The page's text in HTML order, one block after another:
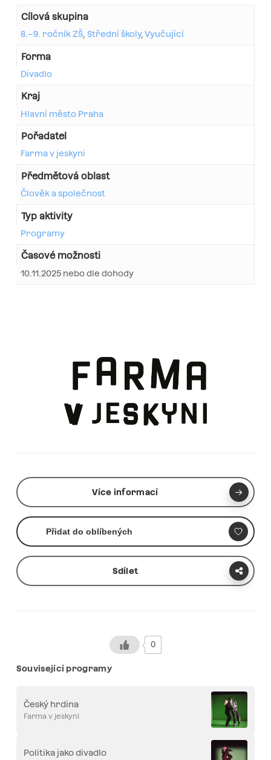
Cílová skupina
8.–9. ročník ZŠ, Střední školy, Vyučující
Forma
Divadlo
Kraj
Hlavní město Praha
Pořadatel
Farma v jeskyni
Předmětová oblast
Člověk a společnost
Typ aktivity
Programy
Časové možnosti
10.11.2025 nebo dle dohody
Více informací
Přidat do oblíbených
Sdílet
0
Související programy
Český hrdina
Farma v jeskyni
Politika jako divadlo